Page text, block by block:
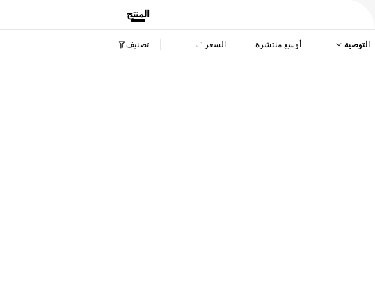
المنتج
التوصية أوسع منتشرة السعر تصنيف